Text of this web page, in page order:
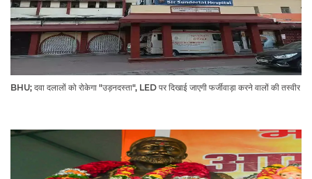
BHU; दवा दलालों को रोकेगा "उड़नदस्ता", LED पर दिखाई जाएगी फर्जीवाड़ा करने वालों की तस्वीर